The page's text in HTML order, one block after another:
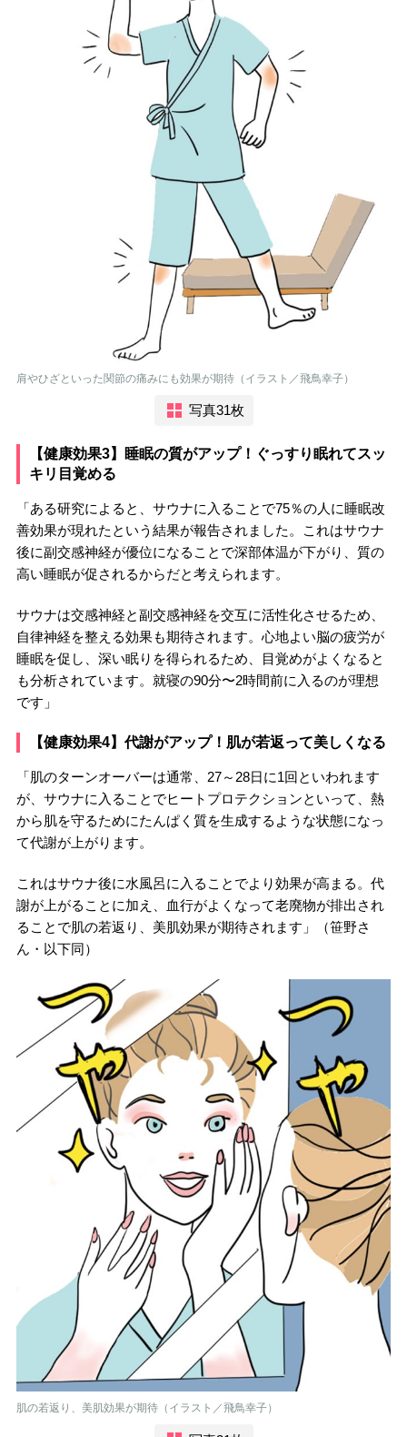
肩やひざといった関節の痛みにも効果が期待（イラスト／飛鳥幸子）
写真31枚
【健康効果3】睡眠の質がアップ！ぐっすり眠れてスッ
キリ目覚める
「ある研究によると、サウナに入ることで75％の人に睡眠改
善効果が現れたという結果が報告されました。これはサウナ
後に副交感神経が優位になることで深部体温が下がり、質の
高い睡眠が促されるからだと考えられます。
サウナは交感神経と副交感神経を交互に活性化させるため、
自律神経を整える効果も期待されます。心地よい脳の疲労が
睡眠を促し、深い眠りを得られるため、目覚めがよくなると
も分析されています。就寝の90分〜2時間前に入るのが理想
です」
【健康効果4】代謝がアップ！肌が若返って美しくなる
「肌のターンオーバーは通常、27～28日に1回といわれます
が、サウナに入ることでヒートプロテクションといって、熱
から肌を守るためにたんぱく質を生成するような状態になっ
て代謝が上がります。
これはサウナ後に水風呂に入ることでより効果が高まる。代
謝が上がることに加え、血行がよくなって老廃物が排出され
ることで肌の若返り、美肌効果が期待されます」（笹野さ
ん・以下同）
肌の若返り、美肌効果が期待（イラスト／飛鳥幸子）